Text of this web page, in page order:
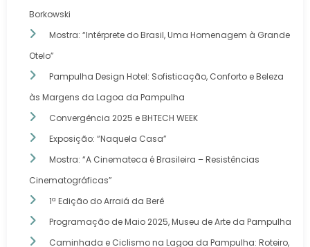
Borkowski
Mostra: “Intérprete do Brasil, Uma Homenagem à Grande
Otelo”
Pampulha Design Hotel: Sofisticação, Conforto e Beleza
às Margens da Lagoa da Pampulha
Convergência 2025 e BHTECH WEEK
Exposição: “Naquela Casa”
Mostra: “A Cinemateca é Brasileira – Resistências
Cinematográficas”
1ª Edição do Arraiá da Berê
Programação de Maio 2025, Museu de Arte da Pampulha
Caminhada e Ciclismo na Lagoa da Pampulha: Roteiro,